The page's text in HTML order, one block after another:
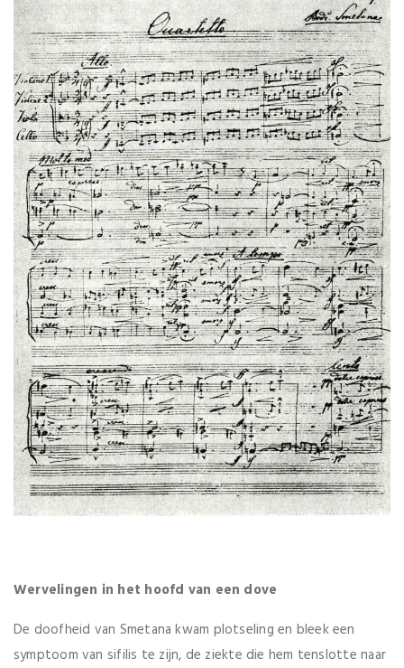
Wervelingen in het hoofd van een dove
De doofheid van Smetana kwam plotseling en bleek een
symptoom van sifilis te zijn, de ziekte die hem tenslotte naar